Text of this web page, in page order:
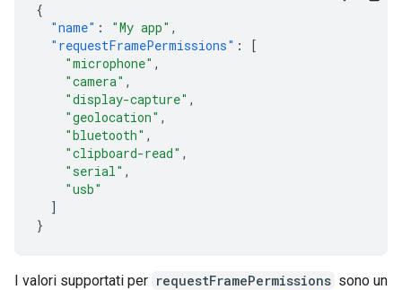
{
"name" : "My app" ,
"requestFramePermissions" :
[
"microphone" ,
"camera" ,
"display-capture" ,
"geolocation" ,
"bluetooth" ,
"clipboard-read" ,
"serial" ,
"usb"
]
}
I valori supportati per requestFramePermissions sono un